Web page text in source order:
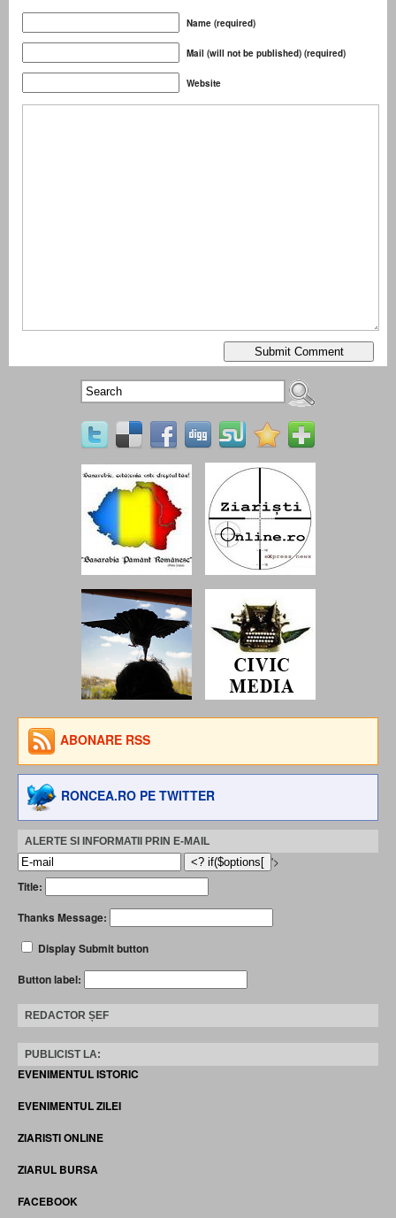
Name (required)
Mail (will not be published) (required)
Website
ABONARE RSS
RONCEA.RO PE TWITTER
ALERTE SI INFORMATII PRIN E-MAIL
'>
Title:
Thanks Message:
Display Submit button
Button label:
REDACTOR ȘEF
PUBLICIST LA:
EVENIMENTUL ISTORIC
EVENIMENTUL ZILEI
ZIARISTI ONLINE
ZIARUL BURSA
FACEBOOK